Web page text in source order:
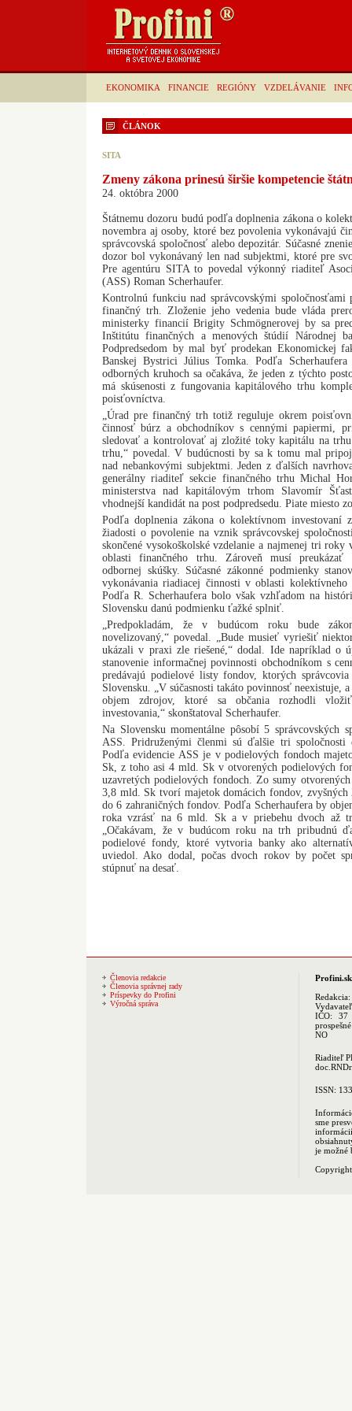
EKONOMIKA FINANCIE REGIÓNY VZDELÁVANIE
ČLÁNOK
SITA
Zmeny zákona prinesú širšie kompetencie
24. októbra 2000
Štátnemu dozoru budú podľa doplnenia zákona o
novembra aj osoby, ktoré bez povolenia vykonávajú
správcovská spoločnosť alebo depozitár. Súčasné
dozor bol vykonávaný len nad subjektmi, ktoré pre
Pre agentúru SITA to povedal výkonný riaditeľ
(ASS) Roman Scherhaufer.
Kontrolnú funkciu nad správcovskými spoločnosťami
finančný trh. Zloženie jeho vedenia bude vláda
ministerky financií Brigity Schmögnerovej by sa
Inštitútu finančných a menových štúdií Národnej
Podpredsedom by mal byť prodekan Ekonomickej
Banskej Bystrici Július Tomka. Podľa
odborných kruhoch sa očakáva, že jeden z týchto
má skúsenosti z fungovania kapitálového trhu
poisťovníctva.
„Úrad pre finančný trh totiž reguluje okrem
činnosť búrz a obchodníkov s cennými papiermi,
sledovať a kontrolovať aj zložité toky kapitálu na
trhu,“ povedal. V budúcnosti by sa k tomu mal
nad nebankovými subjektmi. Jeden z ďalších
generálny riaditeľ sekcie finančného trhu Michal
ministerstva nad kapitálovým trhom Slavomír
vhodnejší kandidát na post podpredsedu. Piate miesto
Podľa doplnenia zákona o kolektívnom investovaní
žiadosti o povolenie na vznik správcovskej
skončené vysokoškolské vzdelanie a najmenej tri
oblasti finančného trhu. Zároveň musí preukázať
odbornej skúšky. Súčasné zákonné podmienky
vykonávania riadiacej činnosti v oblasti
Podľa R. Scherhaufera bolo však vzhľadom na
Slovensku danú podmienku ťažké splniť.
„Predpokladám, že v budúcom roku bude
novelizovaný,“ povedal. „Bude musieť vyriešiť
ukázali v praxi zle riešené,“ dodal. Ide napríklad o
stanovenie informačnej povinnosti obchodníkom s
predávajú podielové listy fondov, ktorých
Slovensku. „V súčasnosti takáto povinnosť neexistuje,
objem zdrojov, ktoré sa občania rozhodli
investovania,“ skonštatoval Scherhaufer.
Na Slovensku momentálne pôsobí 5 správcovských
ASS. Pridruženými členmi sú ďalšie tri spoločnosti
Podľa evidencie ASS je v podielových fondoch
Sk, z toho asi 4 mld. Sk v otvorených podielových
uzavretých podielových fondoch. Zo sumy
3,8 mld. Sk tvorí majetok domácich fondov,
do 6 zahraničných fondov. Podľa Scherhaufera by
roka vzrásť na 6 mld. Sk a v priebehu dvoch až
„Očakávam, že v budúcom roku na trh pribudnú
podielové fondy, ktoré vytvoria banky ako
uviedol. Ako dodal, počas dvoch rokov by počet
stúpnuť na desať.
Členovia redakcie
Členovia správnej rady
Príspevky do Profini
Výročná správa
Profini.sk
Redakcia:
IČO: 37
NO
Riaditeľ
ISSN:
sme
je možné